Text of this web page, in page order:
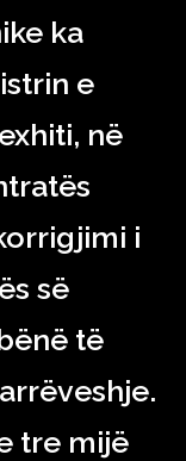
ka
e
në
i
së
të
tre mijë